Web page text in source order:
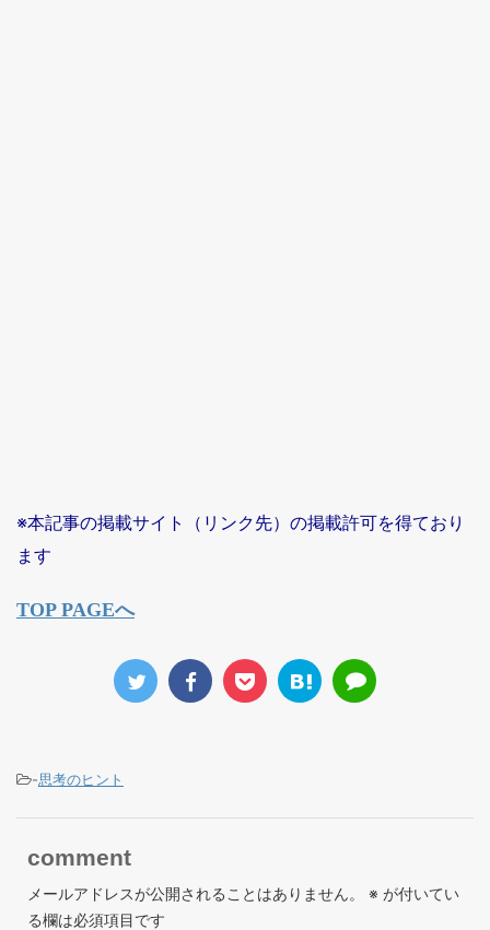
※本記事の掲載サイト（リンク先）の掲載許可を得ており
ます
TOP PAGEへ
-思考のヒント
comment
メールアドレスが公開されることはありません。 ※ が付いてい
る欄は必須項目です